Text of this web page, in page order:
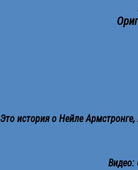
Это история о Нейле
Видео: